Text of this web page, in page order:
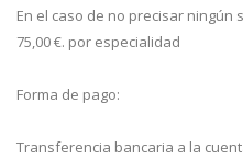
En el caso de no precisar
75,00 €. por especialidad
Forma de pago:
Transferencia bancaria a la